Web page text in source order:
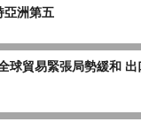
亞洲第五
球貿易緊張局勢緩和